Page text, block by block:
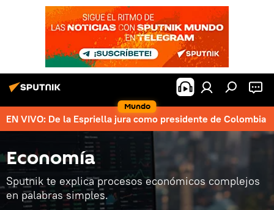
Mundo
EN VIVO: De la Espriella jura como presidente de Colombia
Economía
Sputnik te explica procesos económicos complejos
en palabras simples.